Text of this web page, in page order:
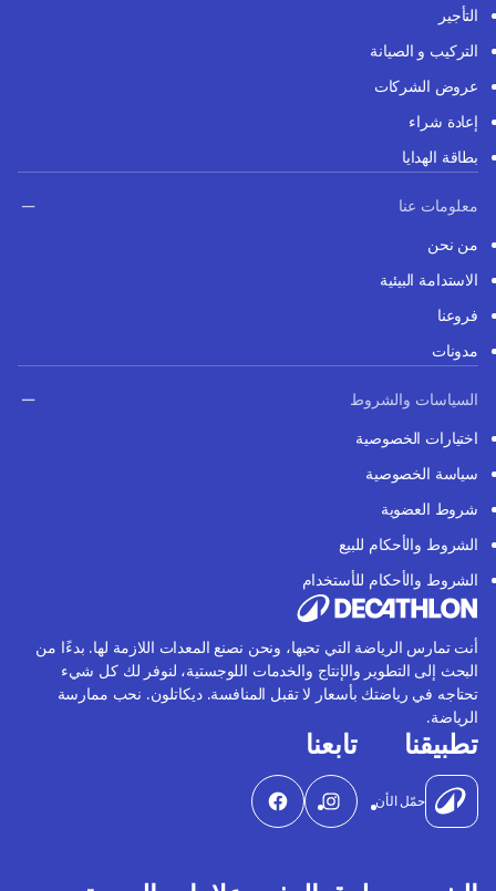
التأجير
التركيب و الصيانة
عروض الشركات
إعادة شراء
بطاقة الهدايا
معلومات عنا
من نحن
الاستدامة البيئية
فروعنا
مدونات
السياسات والشروط
اختيارات الخصوصية
سياسة الخصوصية
شروط العضوية
الشروط والأحكام للبيع
الشروط والأحكام للأستخدام
أنت تمارس الرياضة التي تحبها، ونحن نصنع المعدات اللازمة لها. بدءًا من
البحث إلى التطوير والإنتاج والخدمات اللوجستية، لنوفر لك كل شيء
تحتاجه في رياضتك بأسعار لا تقبل المنافسة. ديكاتلون. نحب ممارسة
الرياضة.
تطبيقنا
حمّل الأن
تابعنا